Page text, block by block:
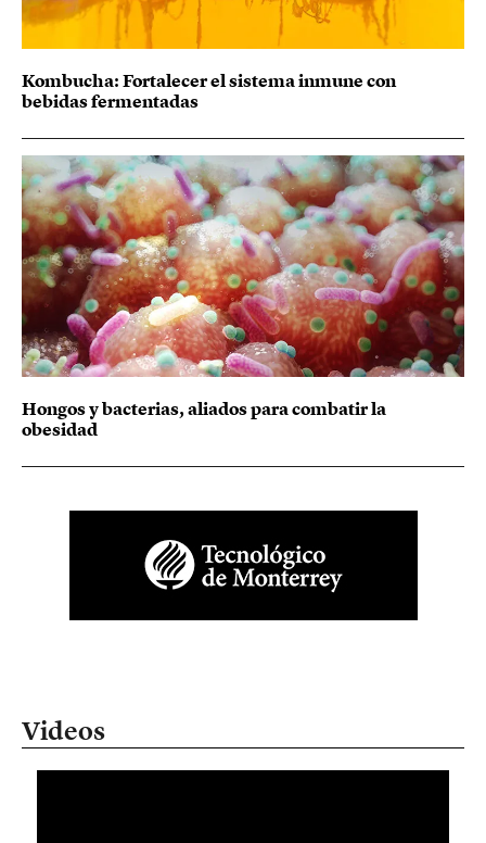
Kombucha: Fortalecer el sistema inmune con
bebidas fermentadas
Hongos y bacterias, aliados para combatir la
obesidad
Videos